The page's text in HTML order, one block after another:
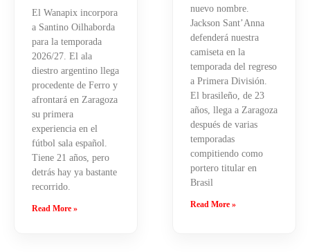
El Wanapix incorpora
a Santino Oilhaborda
para la temporada
2026/27. El ala
diestro argentino llega
procedente de Ferro y
afrontará en Zaragoza
su primera
experiencia en el
fútbol sala español.
Tiene 21 años, pero
detrás hay ya bastante
recorrido.
Read More »
nuevo nombre.
Jackson Sant’Anna
defenderá nuestra
camiseta en la
temporada del regreso
a Primera División.
El brasileño, de 23
años, llega a Zaragoza
después de varias
temporadas
compitiendo como
portero titular en
Brasil
Read More »